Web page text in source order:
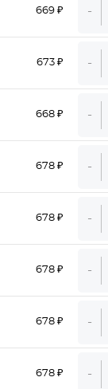
669 ₽
673 ₽
668 ₽
678 ₽
678 ₽
678 ₽
678 ₽
678 ₽
-
-
-
-
-
-
-
-